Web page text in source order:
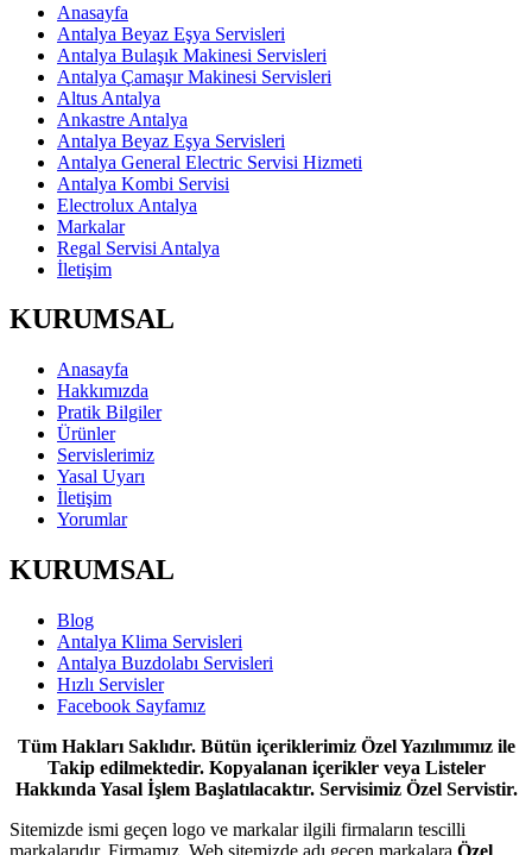
Anasayfa
Antalya Beyaz Eşya Servisleri
Antalya Bulaşık Makinesi Servisleri
Antalya Çamaşır Makinesi Servisleri
Altus Antalya
Ankastre Antalya
Antalya Beyaz Eşya Servisleri
Antalya General Electric Servisi Hizmeti
Antalya Kombi Servisi
Electrolux Antalya
Markalar
Regal Servisi Antalya
İletişim
KURUMSAL
Anasayfa
Hakkımızda
Pratik Bilgiler
Ürünler
Servislerimiz
Yasal Uyarı
İletişim
Yorumlar
KURUMSAL
Blog
Antalya Klima Servisleri
Antalya Buzdolabı Servisleri
Hızlı Servisler
Facebook Sayfamız
Tüm Hakları Saklıdır. Bütün içeriklerimiz Özel Yazılımımız ile
Takip edilmektedir. Kopyalanan içerikler veya Listeler
Hakkında Yasal İşlem Başlatılacaktır. Servisimiz Özel Servistir.
Sitemizde ismi geçen logo ve markalar ilgili firmaların tescilli